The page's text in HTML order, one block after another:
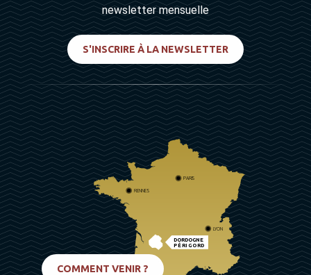
newsletter mensuelle
S'INSCRIRE À LA NEWSLETTER
DORDOGNE
PÉRIGORD
PARIS
RENNES
LYON
COMMENT VENIR ?